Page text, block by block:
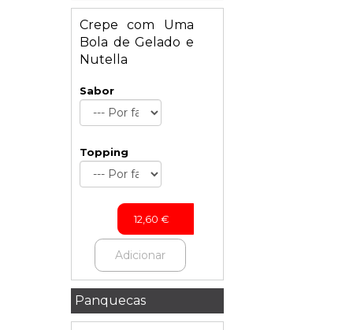
Crepe com Uma
Bola de Gelado e
Nutella
Sabor
Topping
12,60 €
Adicionar
Panquecas